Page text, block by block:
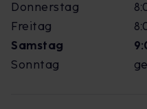
Donnerstag
Freitag
Samstag
Sonntag